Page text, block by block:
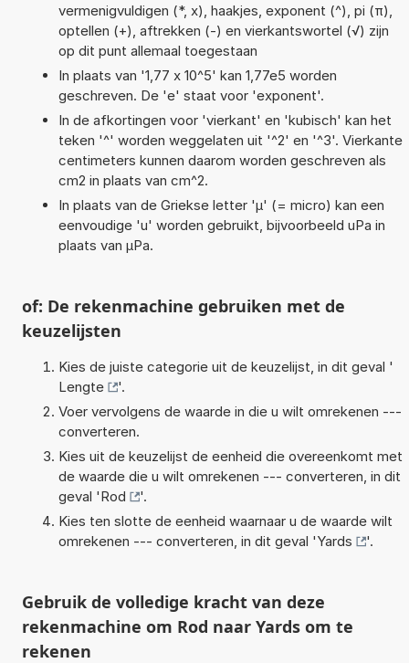
vermenigvuldigen (*, x), haakjes, exponent (^), pi (π),
optellen (+), aftrekken (-) en vierkantswortel (√) zijn
op dit punt allemaal toegestaan
In plaats van '1,77 x 10^5' kan 1,77e5 worden
geschreven. De 'e' staat voor 'exponent'.
In de afkortingen voor 'vierkant' en 'kubisch' kan het
teken '^' worden weggelaten uit '^2' en '^3'. Vierkante
centimeters kunnen daarom worden geschreven als
cm2 in plaats van cm^2.
In plaats van de Griekse letter 'µ' (= micro) kan een
eenvoudige 'u' worden gebruikt, bijvoorbeeld uPa in
plaats van µPa.
of: De rekenmachine gebruiken met de
keuzelijsten
Kies de juiste categorie uit de keuzelijst, in dit geval '
Lengte
'.
Voer vervolgens de waarde in die u wilt omrekenen ---
converteren.
Kies uit de keuzelijst de eenheid die overeenkomt met
de waarde die u wilt omrekenen --- converteren, in dit
geval 'Rod
'.
Kies ten slotte de eenheid waarnaar u de waarde wilt
omrekenen --- converteren, in dit geval 'Yards '.
Gebruik de volledige kracht van deze
rekenmachine om Rod naar Yards om te
rekenen